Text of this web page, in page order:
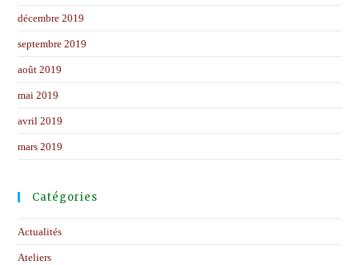
décembre 2019
septembre 2019
août 2019
mai 2019
avril 2019
mars 2019
Catégories
Actualités
Ateliers